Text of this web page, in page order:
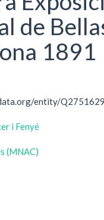
de
1891
entity/
i Fenyé
(MNAC)